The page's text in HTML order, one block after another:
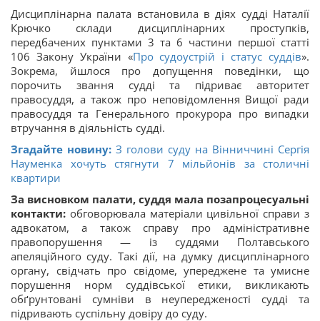
Дисциплінарна палата встановила в діях судді Наталії
Крючко склади дисциплінарних проступків,
передбачених пунктами 3 та 6 частини першої статті
106 Закону України «Про судоустрій і статус суддів».
Зокрема, йшлося про допущення поведінки, що
порочить звання судді та підриває авторитет
правосуддя, а також про неповідомлення Вищої ради
правосуддя та Генерального прокурора про випадки
втручання в діяльність судді.
Згадайте новину: З голови суду на Вінниччині Сергія
Науменка хочуть стягнути 7 мільйонів за столичні
квартири
За висновком палати, суддя мала позапроцесуальні
контакти: обговорювала матеріали цивільної справи з
адвокатом, а також справу про адміністративне
правопорушення — із суддями Полтавського
апеляційного суду. Такі дії, на думку дисциплінарного
органу, свідчать про свідоме, упереджене та умисне
порушення норм суддівської етики, викликають
обґрунтовані сумніви в неупередженості судді та
підривають суспільну довіру до суду.